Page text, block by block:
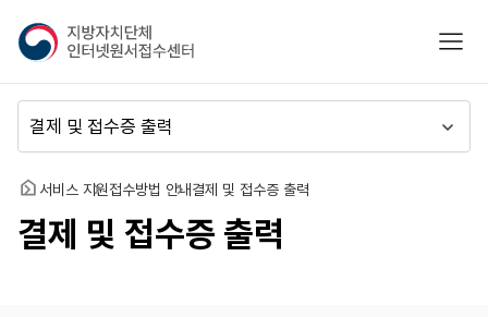
지
방
자
치
단
체
인
넷
원
모바
뉴
동
홈 서비스 지원접수방법 안내결제 및 접수증 출력
결제 및 접수증 출력